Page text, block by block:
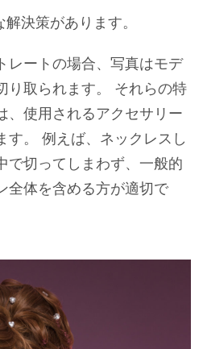
決策があります。
レートの場合、写真はモデ
り取られます。 それらの特
、使用されるアクセサリー
す。 例えば、ネックレスし
で切ってしまわず、一般的
全体を含める方が適切で